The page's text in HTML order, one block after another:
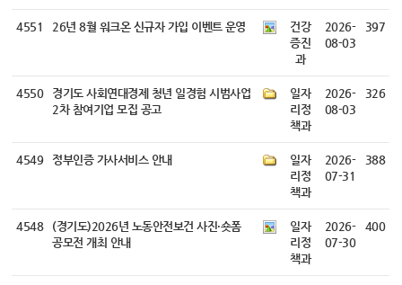
4551 26년 8월 워크온 신규자 가입 이벤트 운영
건강
증진
과
2026-
08-03
397
4550
경기도 사회연대경제 청년 일경험 시범사업
2차 참여기업 모집 공고
일자
리정
책과
2026-
08-03
326
4549 정부인증 가사서비스 안내
일자
리정
책과
2026-
07-31
388
4548
(경기도)2026년 노동안전보건 사진·숏폼
공모전 개최 안내
일자
리정
책과
2026-
07-30
400